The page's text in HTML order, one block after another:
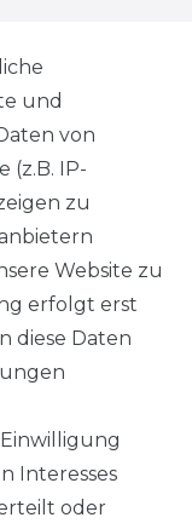
und
von
(z.B. IP-
zu
Website zu
erfolgt erst
diese Daten
Interesses
oder